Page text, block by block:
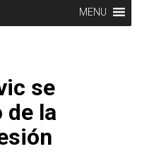
MENU
se
de la